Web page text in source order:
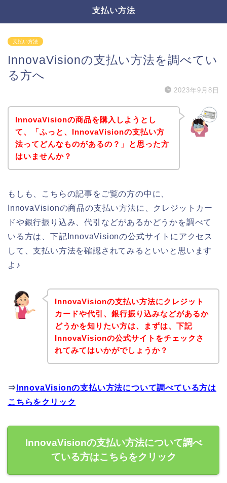
支払い方法
支払い方法
InnovaVisionの支払い方法を調べてい
る方へ
2023年9月8日
InnovaVisionの商品を購入しようとし
て、「ふっと、InnovaVisionの支払い方
法ってどんなものがあるの？」と思った方
はいませんか？
もしも、こちらの記事をご覧の方の中に、
InnovaVisionの商品の支払い方法に、クレジットカー
ドや銀行振り込み、代引などがあるかどうかを調べて
いる方は、下記InnovaVisionの公式サイトにアクセス
して、支払い方法を確認されてみるといいと思います
よ♪
InnovaVisionの支払い方法にクレジット
カードや代引、銀行振り込みなどがあるか
どうかを知りたい方は、まずは、下記
InnovaVisionの公式サイトをチェックさ
れてみてはいかがでしょうか？
⇒ InnovaVisionの支払い方法について調べている方は
こちらをクリック
InnovaVisionの支払い方法について調べ
ている方はこちらをクリック